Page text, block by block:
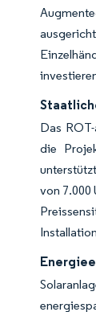
Das
die
von 7.000